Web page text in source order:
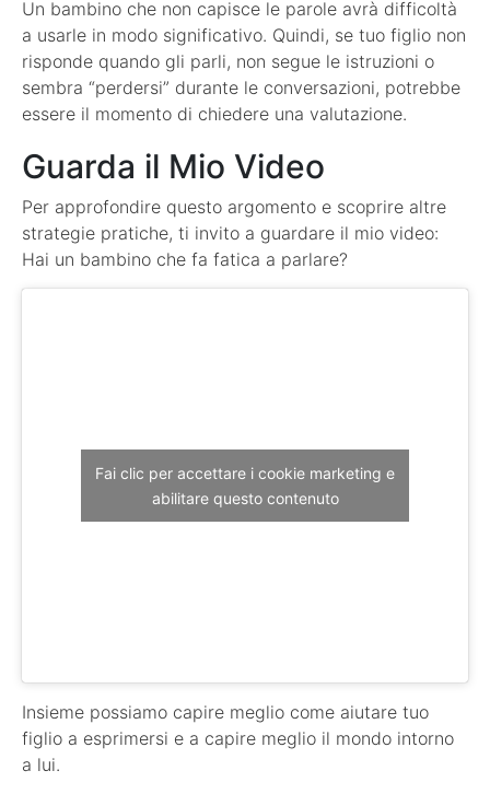
Un bambino che non capisce le parole avrà difficoltà
a usarle in modo significativo. Quindi, se tuo figlio non
risponde quando gli parli, non segue le istruzioni o
sembra “perdersi” durante le conversazioni, potrebbe
essere il momento di chiedere una valutazione.
Guarda il Mio Video
Per approfondire questo argomento e scoprire altre
strategie pratiche, ti invito a guardare il mio video:
Hai un bambino che fa fatica a parlare?
Fai clic per accettare i cookie marketing e
abilitare questo contenuto
Insieme possiamo capire meglio come aiutare tuo
figlio a esprimersi e a capire meglio il mondo intorno
a lui.